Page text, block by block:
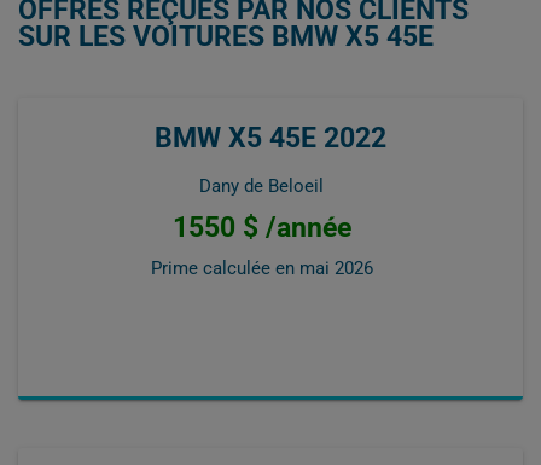
OFFRES REÇUES PAR NOS CLIENTS
SUR LES VOITURES BMW X5 45E
BMW X5 45E 2022
Dany de Beloeil
1550 $ /année
Prime calculée en mai 2026